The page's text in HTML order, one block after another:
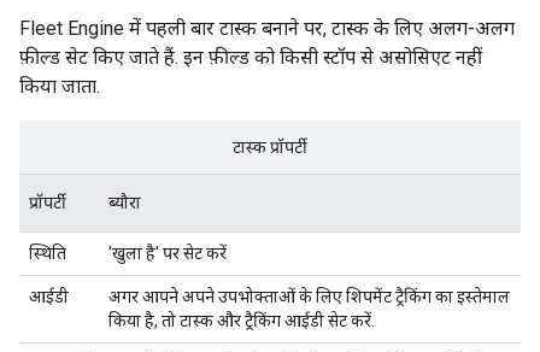
Fleet Engine में पहली बार टास्क बनाने पर, टास्क के लिए अलग-अलग
फ़ील्ड सेट किए जाते हैं. इन फ़ील्ड को किसी स्टॉप से असोसिएट नहीं
किया जाता.
टास्क प्रॉपर्टी
प्रॉपर्टी ब्यौरा
स्थिति 'खुला है' पर सेट करें
आईडी
अगर आपने अपने उपभोक्ताओं के लिए शिपमेंट ट्रैकिंग का इस्तेमाल
किया है, तो टास्क और ट्रैकिंग आईडी सेट करें.